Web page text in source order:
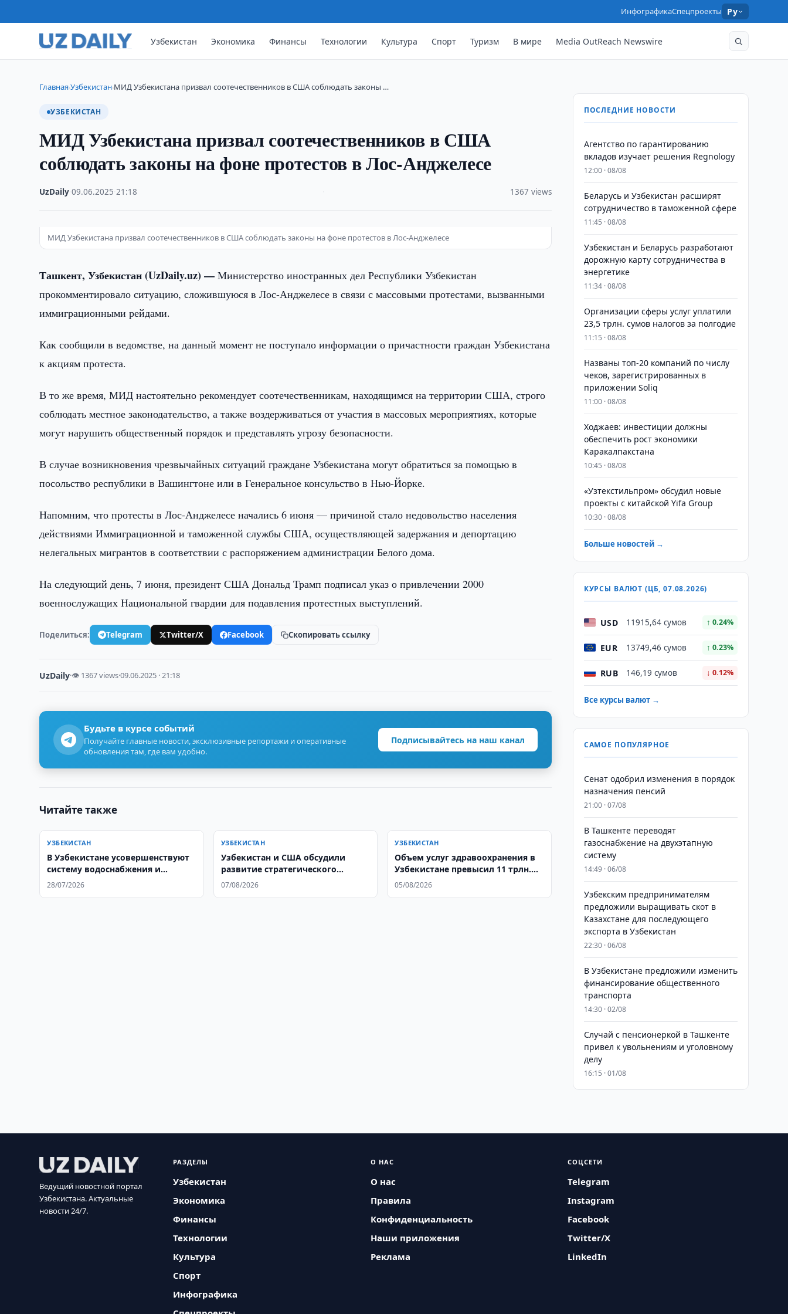
ИнфографикаСпецпроекты Ру
Узбекистан Экономика Финансы Технологии Культура Спорт Туризм В мире Media OutReach Newswire
Главная›Узбекистан›МИД Узбекистана призвал соотечественников в США соблюдать законы …
УЗБЕКИСТАН
МИД Узбекистана призвал соотечественников в США
соблюдать законы на фоне протестов в Лос-Анджелесе
UzDaily ·09.06.2025 ·21:18 1367 views
МИД Узбекистана призвал соотечественников в США соблюдать законы на фоне протестов в Лос-Анджелесе
Ташкент, Узбекистан (UzDaily.uz) —Министерство иностранных дел Республики Узбекистан
прокомментировало ситуацию, сложившуюся в Лос-Анджелесе в связи с массовыми протестами, вызванными
иммиграционными рейдами.
Как сообщили в ведомстве, на данный момент не поступало информации о причастности граждан Узбекистана
к акциям протеста.
В то же время, МИД настоятельно рекомендует соотечественникам, находящимся на территории США, строго
соблюдать местное законодательство, а также воздерживаться от участия в массовых мероприятиях, которые
могут нарушить общественный порядок и представлять угрозу безопасности.
В случае возникновения чрезвычайных ситуаций граждане Узбекистана могут обратиться за помощью в
посольство республики в Вашингтоне или в Генеральное консульство в Нью-Йорке.
Напомним, что протесты в Лос-Анджелесе начались 6 июня — причиной стало недовольство населения
действиями Иммиграционной и таможенной службы США, осуществляющей задержания и депортацию
нелегальных мигрантов в соответствии с распоряжением администрации Белого дома.
На следующий день, 7 июня, президент США Дональд Трамп подписал указ о привлечении 2000
военнослужащих Национальной гвардии для подавления протестных выступлений.
Поделиться: Telegram Twitter/X Facebook Скопировать ссылку
UzDaily·👁 1367 views·09.06.2025 · 21:18
Будьте в курсе событий
Получайте главные новости, эксклюзивные репортажи и оперативные
обновления там, где вам удобно.
Подписывайтесь на наш канал
Читайте также
УЗБЕКИСТАН
В Узбекистане усовершенствуют
систему водоснабжения и
канализации
28/07/2026
УЗБЕКИСТАН
Узбекистан и США обсудили
развитие стратегического
партнерства
07/08/2026
УЗБЕКИСТАН
​​​​​​​Объем услуг здравоохранения в
Узбекистане превысил 11 трлн.
сумов
05/08/2026
ПОСЛЕДНИЕ НОВОСТИ
Агентство по гарантированию
вкладов изучает решения Regnology
12:00 · 08/08
Беларусь и Узбекистан расширят
сотрудничество в таможенной сфере
11:45 · 08/08
Узбекистан и Беларусь разработают
дорожную карту сотрудничества в
энергетике
11:34 · 08/08
Организации сферы услуг уплатили
23,5 трлн. сумов налогов за полгодие
11:15 · 08/08
Названы топ-20 компаний по числу
чеков, зарегистрированных в
приложении Soliq
11:00 · 08/08
Ходжаев: инвестиции должны
обеспечить рост экономики
Каракалпакстана
10:45 · 08/08
«Узтекстильпром» обсудил новые
проекты с китайской Yifa Group
10:30 · 08/08
Больше новостей →
КУРСЫ ВАЛЮТ (ЦБ, 07.08.2026)
USD 11915,64 сумов ↑ 0.24%
EUR 13749,46 сумов ↑ 0.23%
RUB 146,19 сумов ↓ 0.12%
Все курсы валют →
САМОЕ ПОПУЛЯРНОЕ
Сенат одобрил изменения в порядок
назначения пенсий
21:00 · 07/08
В Ташкенте переводят
газоснабжение на двухэтапную
систему
14:49 · 06/08
Узбекским предпринимателям
предложили выращивать скот в
Казахстане для последующего
экспорта в Узбекистан
22:30 · 06/08
В Узбекистане предложили изменить
финансирование общественного
транспорта
14:30 · 02/08
Случай с пенсионеркой в Ташкенте
привел к увольнениям и уголовному
делу
16:15 · 01/08
Ведущий новостной портал
Узбекистана. Актуальные
новости 24/7.
РАЗДЕЛЫ
Узбекистан
Экономика
Финансы
Технологии
Культура
Спорт
Инфографика
О НАС
О нас
Правила
Конфиденциальность
Наши приложения
Реклама
СОЦСЕТИ
Telegram
Instagram
Facebook
Twitter/X
LinkedIn